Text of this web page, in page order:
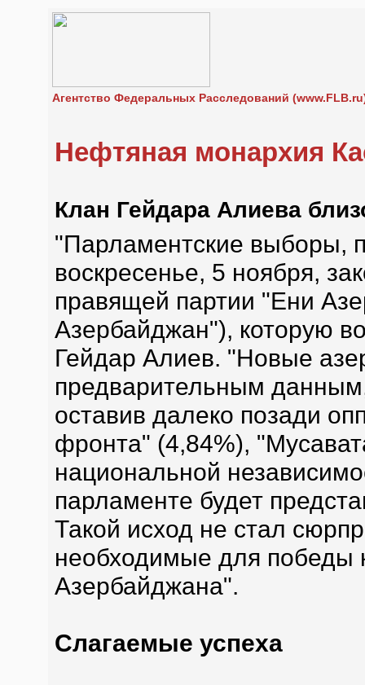
Агентство Федеральных Расследований
Нефтяная монархия
Клан Гейдара Алиева
"Парламентские выборы,
воскресенье, 5 ноября,
правящей партии "Ени
Азербайджан"), которую
Гейдар Алиев. "Новые
предварительным
оставив далеко позади
фронта" (4,84%),
национальной
парламенте будет
Такой исход не стал
необходимые для победы
Азербайджана".
Слагаемые успеха